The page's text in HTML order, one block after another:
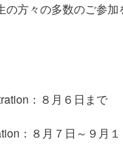
の方々の多数のご参
：８月６日まで
：８月７日～９月